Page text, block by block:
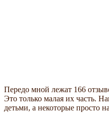
Передо мной лежат 166
Это только малая их часть.
детьми, а некоторые просто